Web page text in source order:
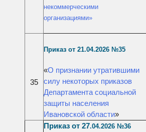
некоммерческими
организациями»
35
Приказ от 21.04.2026 №35
«О признании утратившими
силу некоторых приказов
Департамента социальной
защиты населения
Ивановской области»
Приказ от 27.04.2026 №36